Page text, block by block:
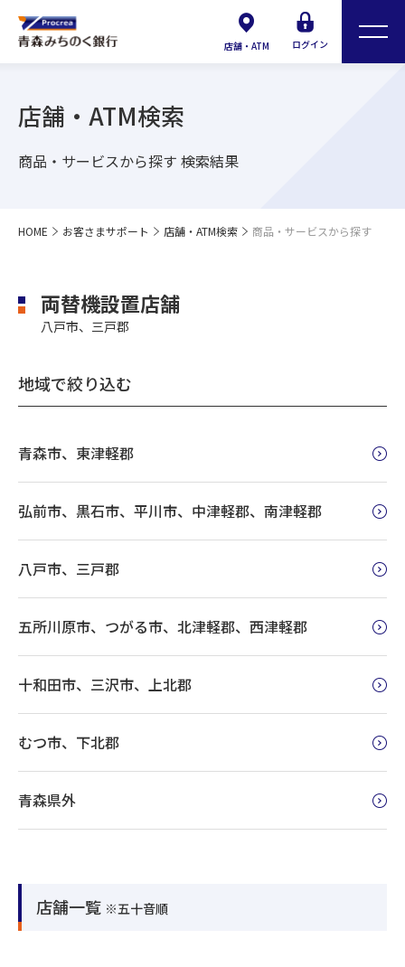
店舗・ATM ログイン
店舗・ATM検索
商品・サービスから探す 検索結果
HOME お客さまサポート 店舗・ATM検索 商品・サービスから探す
両替機設置店舗
八戸市、三戸郡
地域で絞り込む
青森市、東津軽郡
弘前市、黒石市、平川市、中津軽郡、南津軽郡
八戸市、三戸郡
五所川原市、つがる市、北津軽郡、西津軽郡
十和田市、三沢市、上北郡
むつ市、下北郡
青森県外
店舗一覧 ※五十音順